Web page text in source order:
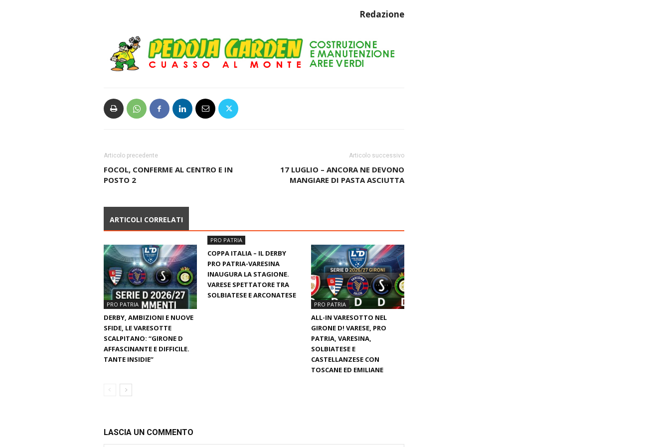
Redazione
Articolo precedente
FOCOL, CONFERME AL CENTRO E IN
POSTO 2
Articolo successivo
17 LUGLIO – ANCORA NE DEVONO
MANGIARE DI PASTA ASCIUTTA
ARTICOLI CORRELATI
PRO PATRIA
DERBY, AMBIZIONI E NUOVE
SFIDE, LE VARESOTTE
SCALPITANO: “GIRONE D
AFFASCINANTE E DIFFICILE.
TANTE INSIDIE”
PRO PATRIA
COPPA ITALIA – IL DERBY
PRO PATRIA-VARESINA
INAUGURA LA STAGIONE.
VARESE SPETTATORE TRA
SOLBIATESE E ARCONATESE
PRO PATRIA
ALL-IN VARESOTTO NEL
GIRONE D! VARESE, PRO
PATRIA, VARESINA,
SOLBIATESE E
CASTELLANZESE CON
TOSCANE ED EMILIANE
LASCIA UN COMMENTO